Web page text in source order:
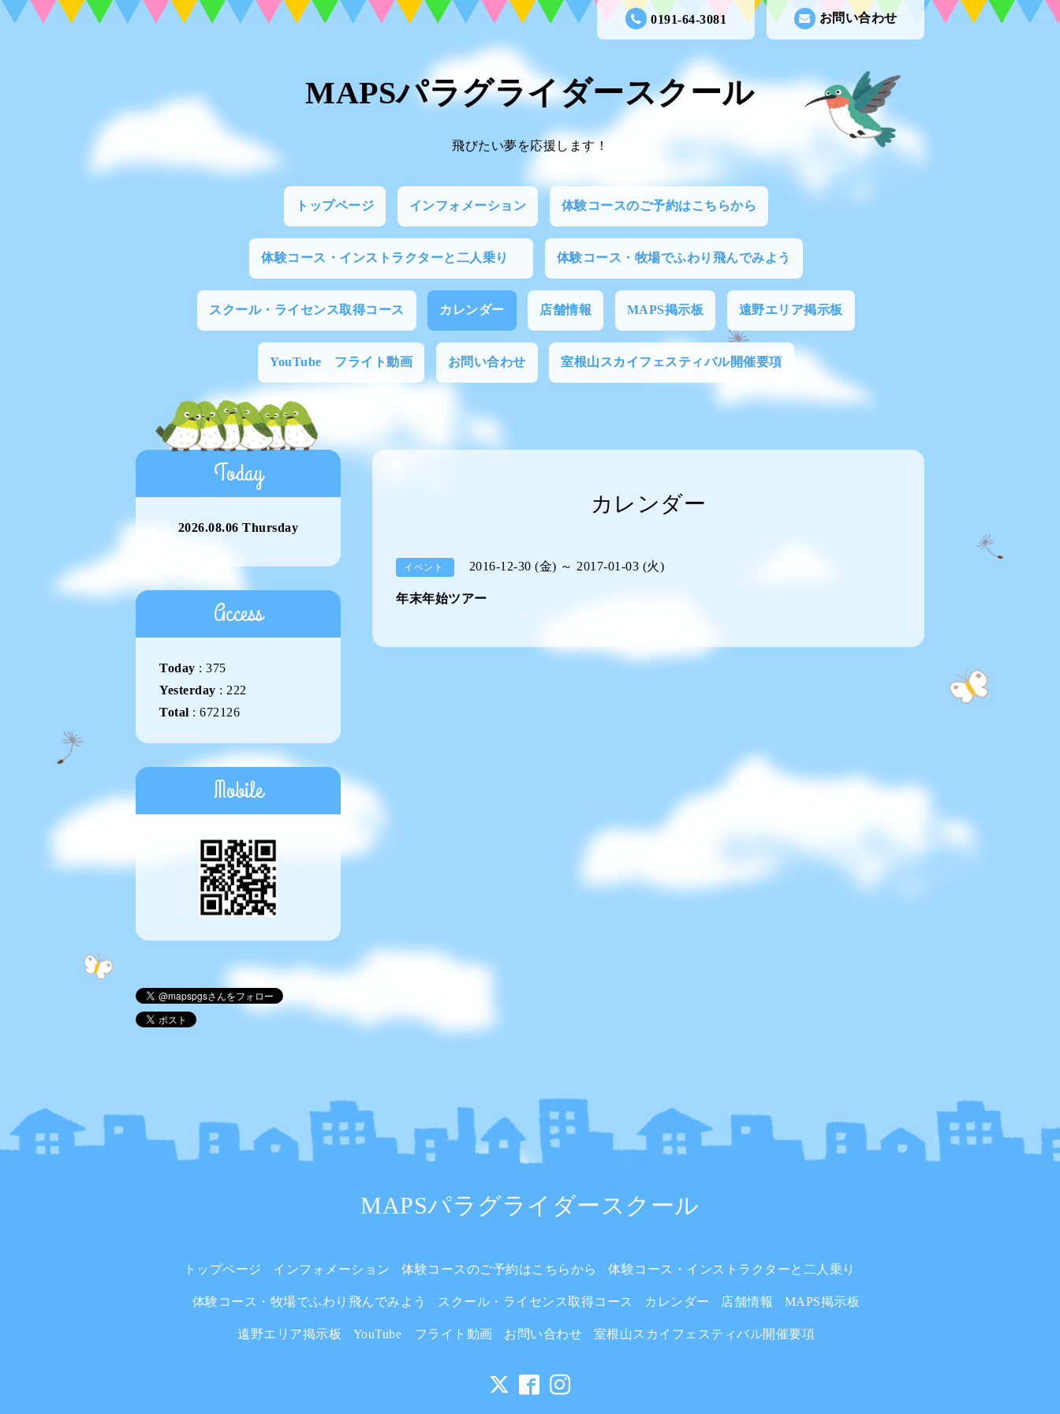
お問い合わせ
0191-64-3081
MAPSパラグライダースクール
飛びたい夢を応援します！
トップページ インフォメーション 体験コースのご予約はこちらから
体験コース・インストラクターと二人乗り 体験コース・牧場でふわり飛んでみよう
スクール・ライセンス取得コース カレンダー 店舗情報 MAPS掲示板 遠野エリア掲示板
YouTube フライト動画 お問い合わせ 室根山スカイフェスティバル開催要項
カレンダー
イベント 2016-12-30 (金) ～ 2017-01-03 (火)
年末年始ツアー
Today
2026.08.06 Thursday
Access
Today : 375
Yesterday : 222
Total : 672126
Mobile
MAPSパラグライダースクール
トップページ インフォメーション 体験コースのご予約はこちらから 体験コース・インストラクターと二人乗り
体験コース・牧場でふわり飛んでみよう スクール・ライセンス取得コース カレンダー 店舗情報 MAPS掲示板
遠野エリア掲示板 YouTube フライト動画 お問い合わせ 室根山スカイフェスティバル開催要項